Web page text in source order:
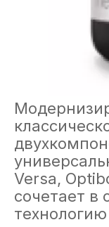
Versa,
сочетает в